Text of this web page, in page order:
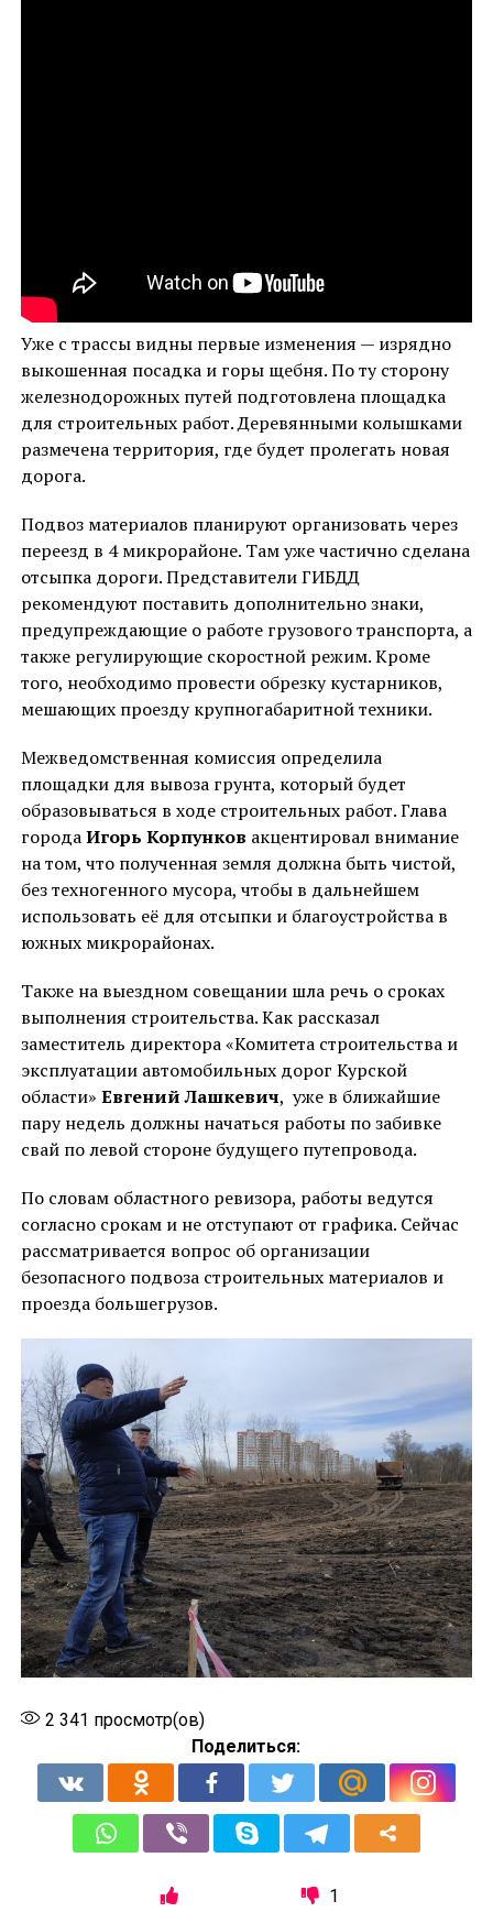
Уже с трассы видны первые изменения — изрядно
выкошенная посадка и горы щебня. По ту сторону
железнодорожных путей подготовлена площадка
для строительных работ. Деревянными колышками
размечена территория, где будет пролегать новая
дорога.
Подвоз материалов планируют организовать через
переезд в 4 микрорайоне. Там уже частично сделана
отсыпка дороги. Представители ГИБДД
рекомендуют поставить дополнительно знаки,
предупреждающие о работе грузового транспорта, а
также регулирующие скоростной режим. Кроме
того, необходимо провести обрезку кустарников,
мешающих проезду крупногабаритной техники.
Межведомственная комиссия определила
площадки для вывоза грунта, который будет
образовываться в ходе строительных работ. Глава
городаИгорь Корпунков акцентировал внимание
на том, что полученная земля должна быть чистой,
без техногенного мусора, чтобы в дальнейшем
использовать её для отсыпки и благоустройства в
южных микрорайонах.
Также на выездном совещании шла речь о сроках
выполнения строительства. Как рассказал
заместитель директора «Комитета строительства и
эксплуатации автомобильных дорог Курской
области» Евгений Лашкевич, уже в ближайшие
пару недель должны начаться работы по забивке
свай по левой стороне будущего путепровода.
По словам областного ревизора, работы ведутся
согласно срокам и не отступают от графика. Сейчас
рассматривается вопрос об организации
безопасного подвоза строительных материалов и
проезда большегрузов.
2 341 просмотр(ов)
Поделиться:
1